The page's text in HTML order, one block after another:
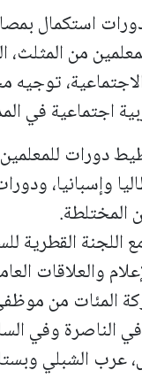
استكمال
من
توجيه
اجتماعية في
دورات
وإسبانيا،
المختلطة.
اللجنة
والعلاقات
المئات من
الناصرة وفي
عرب الشبلي